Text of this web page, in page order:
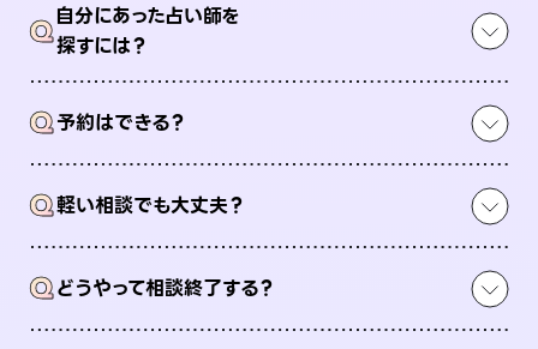
Q自分にあった占い師を
探すには？
Q予約はできる？
Q軽い相談でも大丈夫？
Qどうやって相談終了する？